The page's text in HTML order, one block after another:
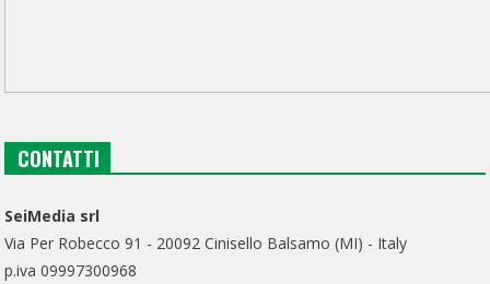
CONTATTI
SeiMedia srl
Via Per Robecco 91 - 20092 Cinisello Balsamo (MI) - Italy
p.iva 09997300968